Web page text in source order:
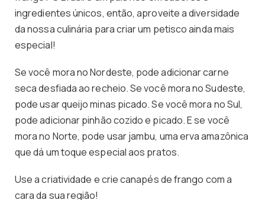
ingredientes únicos, então, aproveite a diversidade
da nossa culinária para criar um petisco ainda mais
especial!
Se você mora no Nordeste, pode adicionar carne
seca desfiada ao recheio. Se você mora no Sudeste,
pode usar queijo minas picado. Se você mora no Sul,
pode adicionar pinhão cozido e picado. E se você
mora no Norte, pode usar jambu, uma erva amazônica
que dá um toque especial aos pratos.
Use a criatividade e crie canapés de frango com a
cara da sua região!